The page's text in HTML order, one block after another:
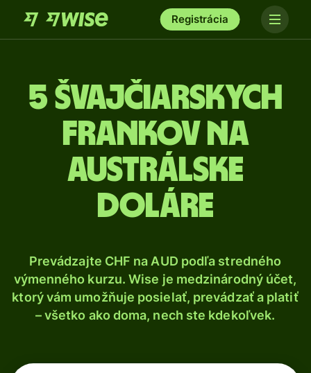
Registrácia
5 Švajčiarskych
frankov na
austrálske
doláre
Prevádzajte CHF na AUD podľa stredného
výmenného kurzu. Wise je medzinárodný účet,
ktorý vám umožňuje posielať, prevádzať a platiť
– všetko ako doma, nech ste kdekoľvek.